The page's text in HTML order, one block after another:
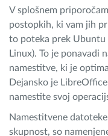
V splošnem
postopkih, ki vam jih
to poteka prek
Linux). To je ponavadi
namestitve, ki je
Dejansko je
namestite svoj
Namestitvene
skupnost, so